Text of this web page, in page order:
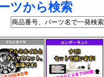
ツから検索